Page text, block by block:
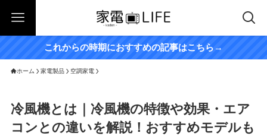
これからの時期におすすめの記事はこちら→
ホーム 家電製品 空調家電
冷風機とは｜冷風機の特徴や効果・エア
コンとの違いを解説！おすすめモデルも